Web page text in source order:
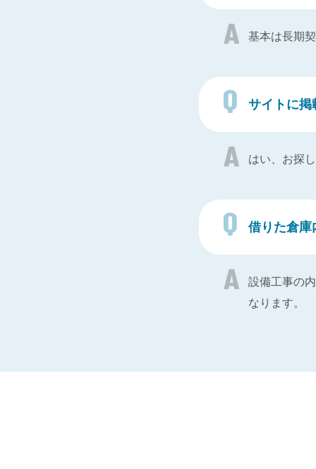
基本は長期
サイトに掲
はい、お探
借りた倉庫
設備工事の
なります。